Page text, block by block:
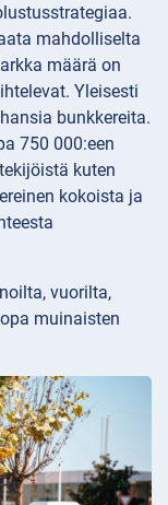
mahdolliselta
määrä on
Yleisesti
bunkkereita.
750 000:een
kuten
kokoista ja
vuorilta,
muinaisten